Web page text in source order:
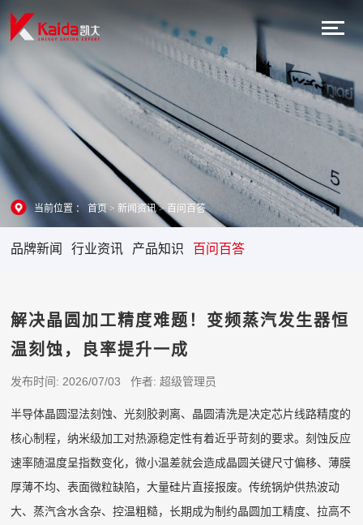
当前位置 ：首页>新闻资讯>百问百答
品牌新闻 行业资讯 产品知识 百问百答
解决晶圆加工精度难题！变频蒸汽发生器恒
温刻蚀，良率提升一成
发布时间: 2026/07/03 作者: 超级管理员
半导体晶圆湿法刻蚀、光刻胶剥离、晶圆清洗是决定芯片线路精度的
核心制程，纳米级加工对热源稳定性有着近乎苛刻的要求。刻蚀反应
速率随温度呈指数变化，微小温差就会造成晶圆关键尺寸偏移、薄膜
厚薄不均、表面微粒缺陷，大量硅片直接报废。传统锅炉供热波动
大、蒸汽含水含杂、控温粗糙，长期成为制约晶圆加工精度、拉高不